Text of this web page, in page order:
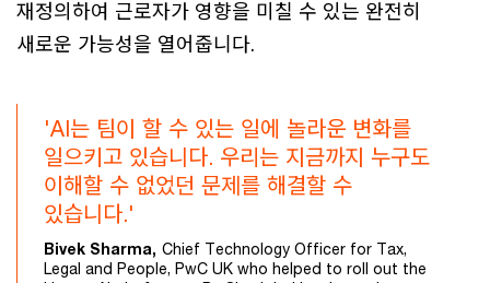
재정의하여 근로자가 영향을 미칠 수 있는 완전히
새로운 가능성을 열어줍니다.
'AI는 팀이 할 수 있는 일에 놀라운 변화를
일으키고 있습니다. 우리는 지금까지 누구도
이해할 수 없었던 문제를 해결할 수
있습니다.'
Bivek Sharma, Chief Technology Officer for Tax,
Legal and People, PwC UK who helped to roll out the